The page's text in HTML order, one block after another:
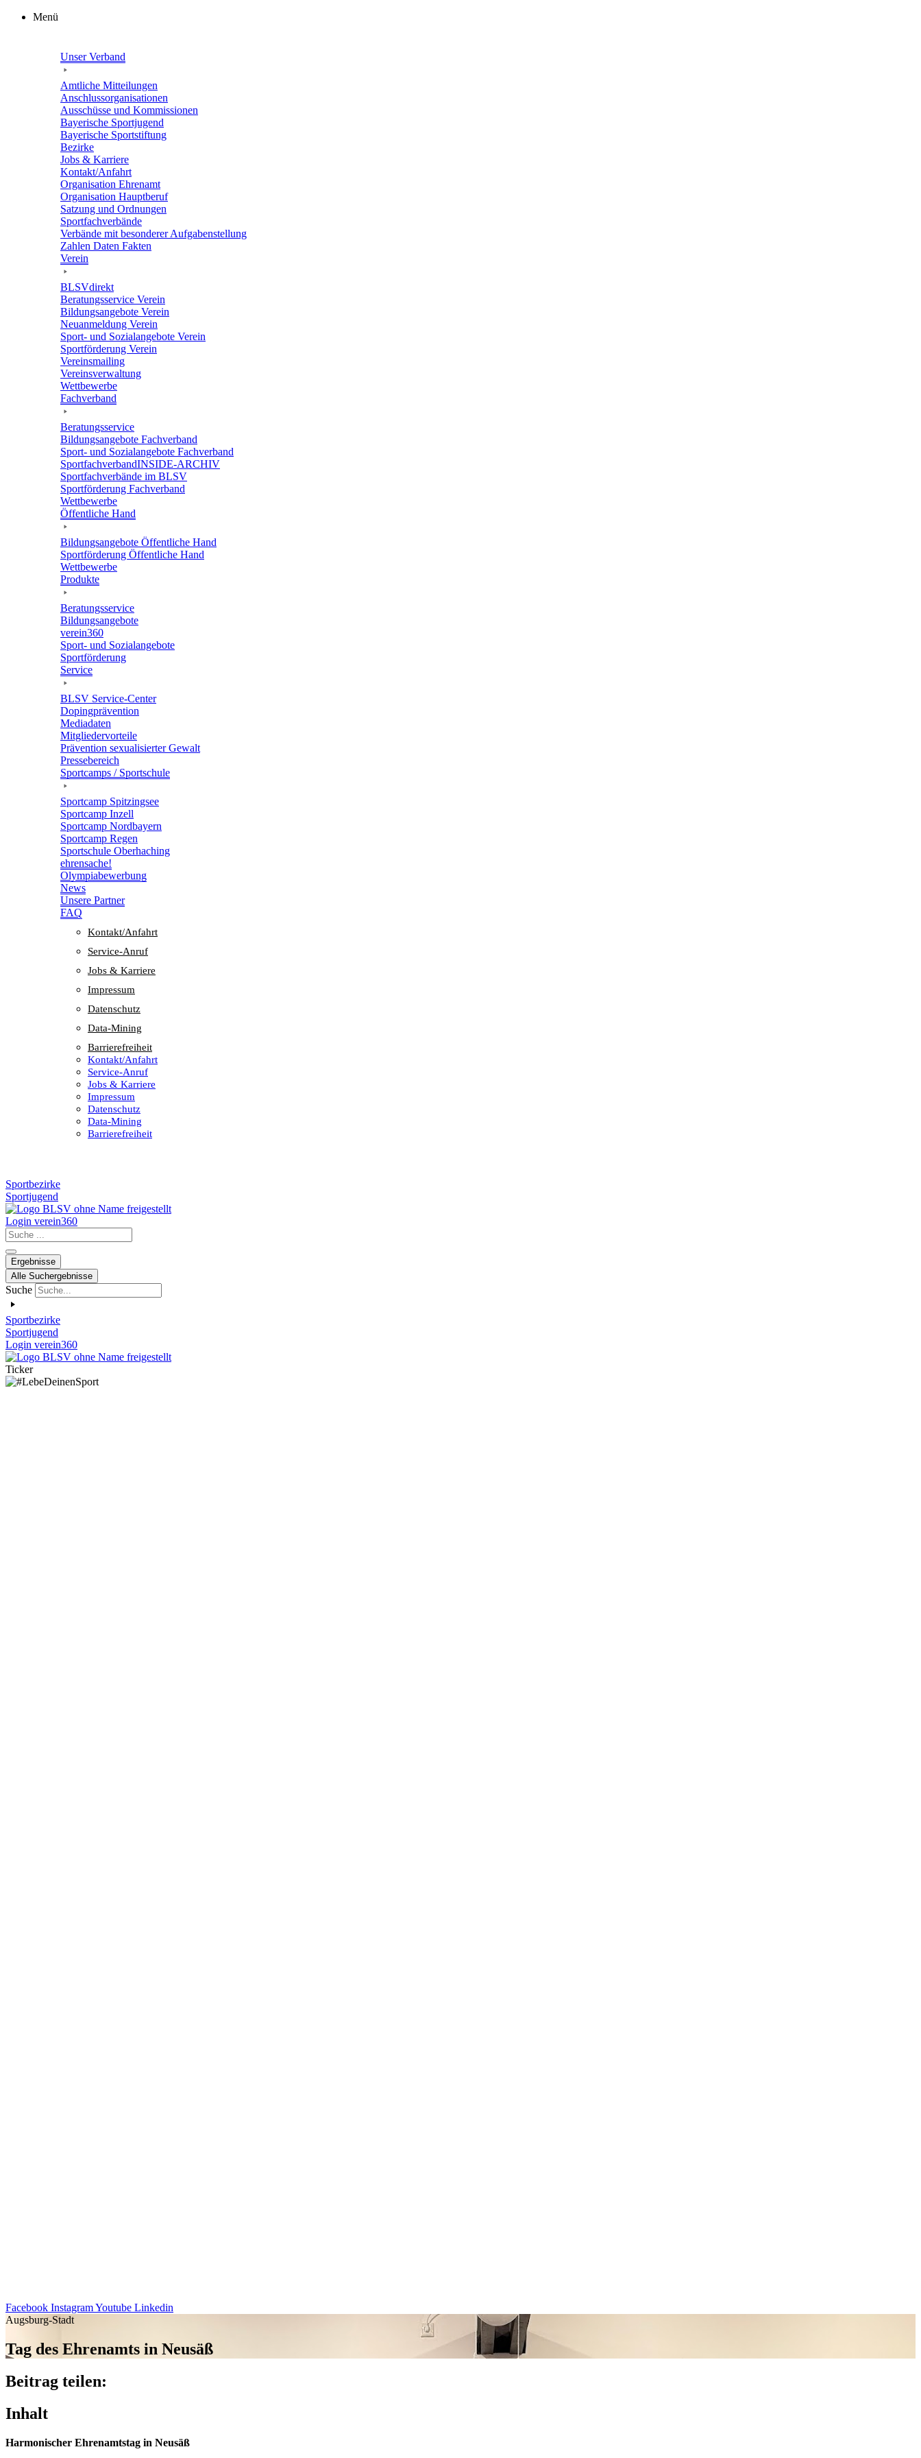
Zum
Menü
Unser Verband
Amtli­che Mitteilungen
Anschluss­or­ga­ni­sa­tio­nen
Ausschüsse und Kommissionen
Baye­ri­sche Sportjugend
Baye­ri­sche Sportstiftung
Bezirke
Jobs & Karriere
Kontakt/​​Anfahrt
Orga­ni­sa­tion Ehrenamt
Orga­ni­sa­tion Hauptberuf
Satzung und Ordnungen
Sport­fach­ver­bände
Verbände mit beson­de­rer Aufgabenstellung
Zahlen Daten Fakten
Verein
BLSVdi­rekt
Bera­tungs­ser­vice Verein
Bildungs­an­ge­bote Verein
Neuan­mel­dung Verein
Sport- und Sozi­al­an­ge­bote Verein
Sport­för­de­rung Verein
Vereins­mai­ling
Vereins­ver­wal­tung
Wett­be­werbe
Fach­ver­band
Bera­tungs­ser­vice
Bildungs­an­ge­bote Fachverband
Sport- und Sozi­al­an­ge­bote Fachverband
Sport­fach­ver­ban­d­IN­SIDE-ARCHIV
Sport­fach­ver­bände im BLSV
Sport­för­de­rung Fachverband
Wett­be­werbe
Öffent­li­che Hand
Bildungs­an­ge­bote Öffent­li­che Hand
Sport­för­de­rung Öffent­li­che Hand
Wett­be­werbe
Produkte
Bera­tungs­ser­vice
Bildungs­an­ge­bote
verein360
Sport- und Sozialangebote
Sport­för­de­rung
Service
BLSV Service-Center
Doping­prä­ven­tion
Media­da­ten
Mitglie­der­vor­teile
Präven­tion sexua­li­sier­ter Gewalt
Pres­se­be­reich
Sport­camps / Sportschule
Sport­camp Spitzingsee
Sport­camp Inzell
Sport­camp Nordbayern
Sport­camp Regen
Sport­schule Oberhaching
ehren­sa­che!
Olym­pia­be­wer­bung
News
Unsere Part­ner
FAQ
Kontakt/​​Anfahrt
Service-Anruf
Jobs & Karriere
Impres­sum
Daten­schutz
Data-Mining
Barrie­re­frei­heit
Kontakt/​​Anfahrt
Service-Anruf
Jobs & Karriere
Impres­sum
Daten­schutz
Data-Mining
Barrie­re­frei­heit
Sportbezirke
Sportjugend
Login verein360
Search
...
Ergebnisse
Alle Suchergebnisse
Suche
Sportbezirke
Sportjugend
Login verein360
Ticker
Facebook InstagramYoutube Linkedin
Augsburg-Stadt
Tag des Ehren­amts in Neusäß
Beitrag teilen:
Inhalt
Harmo­ni­scher Ehren­amts­tag in Neusäß